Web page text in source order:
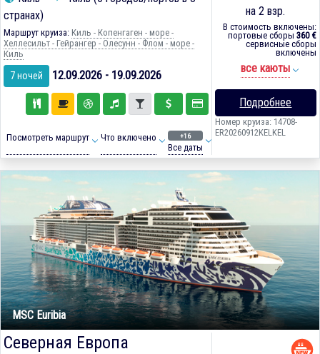
странах)
Маршрут круиза: Киль - Копенгаген - море -
Хеллесильт - Гейрангер - Олесунн - Флом - море -
Киль
7 ночей 12.09.2026 - 19.09.2026
Посмотреть маршрут Что включено +16
Все даты
на 2 взр.
В стоимость включены:
портовые сборы 360 €
сервисные сборы
включены
все каюты
Подробнее
Номер круиза: 14708-
ER20260912KELKEL
MSC Euribia
Северная Европа